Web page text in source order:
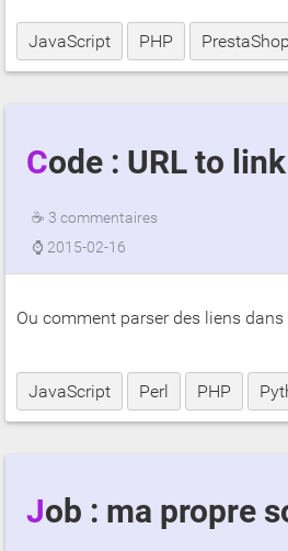
JavaScript PHP PrestaShop
Code : URL to link
☕ 3 commentaires
⌚ 2015-02-16
Ou comment parser des liens dans
JavaScript Perl PHP
Job : ma propre